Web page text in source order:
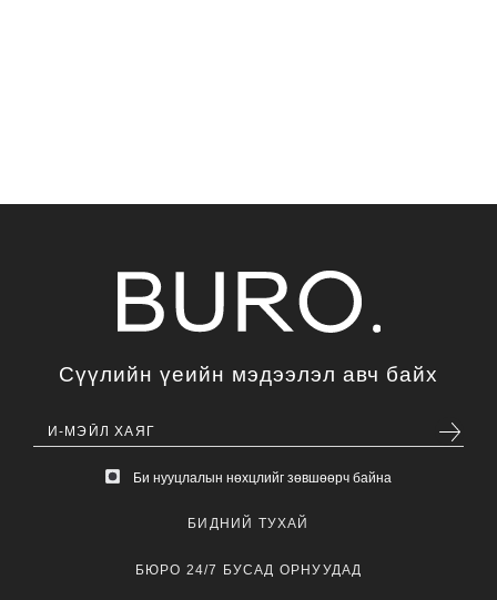
Сүүлийн үеийн мэдээлэл авч байх
Би нууцлалын нөхцлийг зөвшөөрч байна
БИДНИЙ ТУХАЙ
БЮРО 24/7 БУСАД ОРНУУДАД